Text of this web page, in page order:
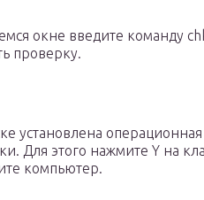
окне введите команду
проверку.
установлена
Для этого нажмите Y на
компьютер.